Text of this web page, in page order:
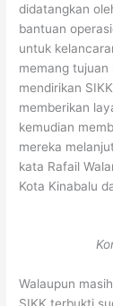
didatangkan
bantuan
untuk
memang tujuan
mendirikan
memberikan
kemudian
mereka
kata Rafail
Kota Kinabalu
Walaupun